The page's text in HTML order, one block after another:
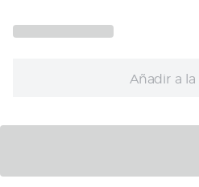
Añadir a la